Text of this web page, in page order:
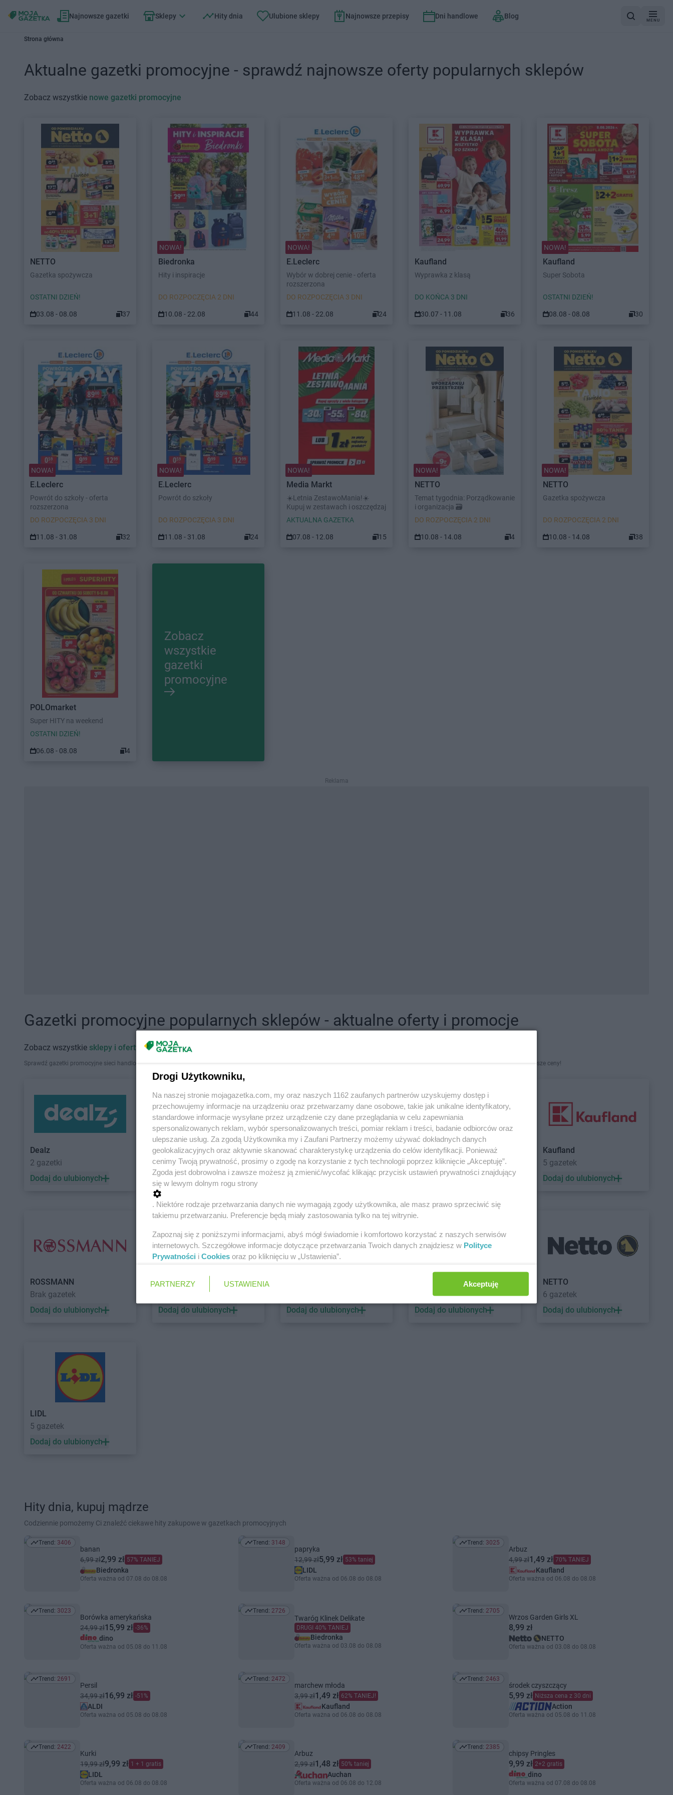
Najnowsze gazetki Sklepy Hity dnia Ulubione sklepy Najnowsze przepisy Dni handlowe Blog
MENU
Strona główna
Aktualne gazetki promocyjne - sprawdź najnowsze oferty popularnych sklepów
Zobacz wszystkie nowe gazetki promocyjne
NETTO
Gazetka spożywcza
OSTATNI DZIEŃ!
03.08 - 08.08 37
NOWA!
Biedronka
Hity i inspiracje
DO ROZPOCZĘCIA 2 DNI
10.08 - 22.08 44
NOWA!
E.Leclerc
Wybór w dobrej cenie - oferta
rozszerzona
DO ROZPOCZĘCIA 3 DNI
11.08 - 22.08 24
Kaufland
Wyprawka z klasą
DO KOŃCA 3 DNI
30.07 - 11.08 36
NOWA!
Kaufland
Super Sobota
OSTATNI DZIEŃ!
08.08 - 08.08 30
NOWA!
E.Leclerc
Powrót do szkoły - oferta
rozszerzona
DO ROZPOCZĘCIA 3 DNI
11.08 - 31.08 32
NOWA!
E.Leclerc
Powrót do szkoły
DO ROZPOCZĘCIA 3 DNI
11.08 - 31.08 24
NOWA!
Media Markt
☀️Letnia ZestawoMania!☀️
Kupuj w zestawach i oszczędzaj
AKTUALNA GAZETKA
07.08 - 12.08 15
NOWA!
NETTO
Temat tygodnia: Porządkowanie
i organizacja 🗃️
DO ROZPOCZĘCIA 2 DNI
10.08 - 14.08 4
NOWA!
NETTO
Gazetka spożywcza
DO ROZPOCZĘCIA 2 DNI
10.08 - 14.08 38
POLOmarket
Super HITY na weekend
OSTATNI DZIEŃ!
06.08 - 08.08 4
Zobacz
wszystkie
gazetki
promocyjne
Reklama
Gazetki promocyjne popularnych sklepów - aktualne oferty i promocje
Zobacz wszystkie sklepy i oferty promocyjne
Sprawdź gazetki promocyjne sieci handlowych, które działają w Polsce. Znajdziesz tutaj sklepy należące do lokalnych sieci oraz duże, znane super- i hipermarkety. Najlepsze promocje i najniższe ceny!
Dealz
2 gazetki
Dodaj do ulubionych
POLOmarket
11 gazetek
Dodaj do ulubionych
PEPCO
1 gazetka
Dodaj do ulubionych
dino
2 gazetki
Dodaj do ulubionych
Kaufland
5 gazetek
Dodaj do ulubionych
ROSSMANN
Brak gazetek
Dodaj do ulubionych
Auchan
Dodaj do ulubionych
Dodaj do ulubionych
12 gazetek
Dodaj do ulubionych
NETTO
6 gazetek
Dodaj do ulubionych
LIDL
5 gazetek
Dodaj do ulubionych
Hity dnia, kupuj mądrze
Codziennie pomożemy Ci znaleźć ciekawe hity zakupowe w gazetkach promocyjnych
Trend: 3406
Trend: 3406
banan
6,99 zł2,99 zł 57% TANIEJ
Biedronka
Oferta ważna od 07.08 do 08.08
Trend: 3148
Trend: 3148
papryka
12,99 zł5,99 zł 53% taniej
LIDL
Oferta ważna od 06.08 do 08.08
Trend: 3025
Trend: 3025
Arbuz
4,99 zł1,49 zł 70% TANIEJ
Kaufland
Oferta ważna od 06.08 do 08.08
Trend: 3023
Trend: 3023
Borówka amerykańska
24,99 zł15,99 zł -36%
dino
Oferta ważna od 05.08 do 11.08
Trend: 2726
Trend: 2726
Twaróg Klinek Delikate
DRUGI 40% TANIEJ
Biedronka
Oferta ważna od 03.08 do 08.08
Trend: 2705
Trend: 2705
Wrzos Garden Girls XL
8,99 zł
NETTO
Oferta ważna od 03.08 do 08.08
Trend: 2691
Trend: 2691
Persil
34,99 zł16,99 zł -51%
ALDI
Oferta ważna od 05.08 do 08.08
Trend: 2472
Trend: 2472
marchew młoda
3,99 zł1,49 zł 62% TANIEJ!
Kaufland
Oferta ważna od 06.08 do 08.08
Trend: 2463
Trend: 2463
środek czyszczący
5,99 zł Niższa cena z 30 dni
Action
Oferta ważna od 05.08 do 11.08
Trend: 2422
Trend: 2422
Kurki
19,99 zł9,99 zł 1 + 1 gratis
LIDL
Oferta ważna od 06.08 do 08.08
Trend: 2409
Trend: 2409
Arbuz
2,99 zł1,48 zł 50% taniej
Auchan
Oferta ważna od 06.08 do 12.08
Trend: 2385
Trend: 2385
chipsy Pringles
9,99 zł 2+2 gratis
dino
Oferta ważna od 07.08 do 08.08
Drogi Użytkowniku,
Na naszej stronie mojagazetka.com, my oraz naszych 1162 zaufanych partnerów uzyskujemy dostęp i
przechowujemy informacje na urządzeniu oraz przetwarzamy dane osobowe, takie jak unikalne identyfikatory,
standardowe informacje wysyłane przez urządzenie czy dane przeglądania w celu zapewniania
spersonalizowanych reklam, wybór spersonalizowanych treści, pomiar reklam i treści, badanie odbiorców oraz
ulepszanie usług. Za zgodą Użytkownika my i Zaufani Partnerzy możemy używać dokładnych danych
geolokalizacyjnych oraz aktywnie skanować charakterystykę urządzenia do celów identyfikacji. Ponieważ
cenimy Twoją prywatność, prosimy o zgodę na korzystanie z tych technologii poprzez kliknięcie „Akceptuję”.
Zgoda jest dobrowolna i zawsze możesz ją zmienić/wycofać klikając przycisk ustawień prywatności znajdujący
się w lewym dolnym rogu strony
. Niektóre rodzaje przetwarzania danych nie wymagają zgody użytkownika, ale masz prawo sprzeciwić się
takiemu przetwarzaniu. Preferencje będą miały zastosowania tylko na tej witrynie.
Zapoznaj się z poniższymi informacjami, abyś mógł świadomie i komfortowo korzystać z naszych serwisów
internetowych. Szczegółowe informacje dotyczące przetwarzania Twoich danych znajdziesz w Polityce
Prywatności i Cookies oraz po kliknięciu w „Ustawienia”.
PARTNERZY USTAWIENIA Akceptuję